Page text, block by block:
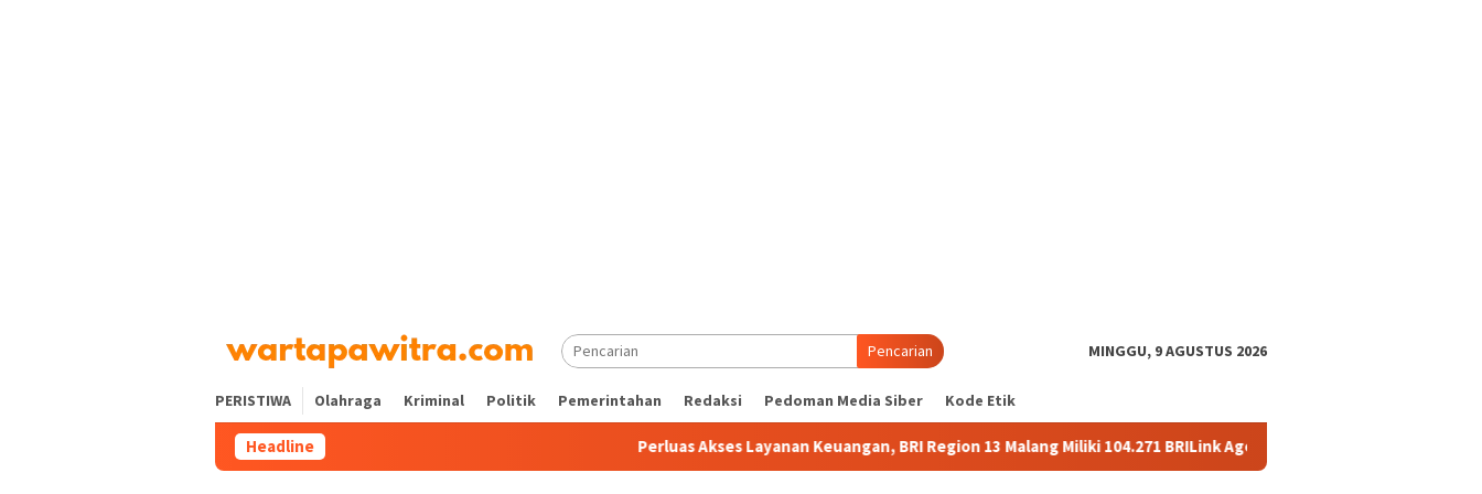
Pencarian MINGGU, 9 AGUSTUS 2026
PERISTIWA Olahraga Kriminal Politik Pemerintahan Redaksi Pedoman Media Siber Kode Etik
Headline Perluas Akses Layanan Keuangan, BRI Region 13 Malang Miliki 104.271 BRILink Agen AgenBRILink Jadi Andalan, BRI